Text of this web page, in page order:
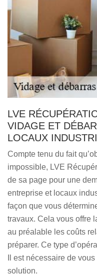
LVE
VIDAGE ET
LOCAUX
Compte tenu du fait
impossible, LVE
de sa page pour une
entreprise et locaux
façon que vous
travaux. Cela vous offre
au préalable les coûts
préparer. Ce type
Il est nécessaire de
solution.